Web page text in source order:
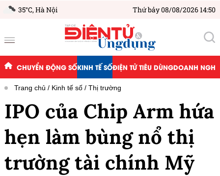
35°C,Hà Nội Thứ bảy 08/08/2026 14:50
CHUYỂN ĐỘNG SỐKINH TẾ SỐĐIỆN TỬ TIÊU DÙNGDOANH
Trang chủ Kinh tế số Thị trường
IPO của Chip Arm hứa
hẹn làm bùng nổ thị
trường tài chính Mỹ